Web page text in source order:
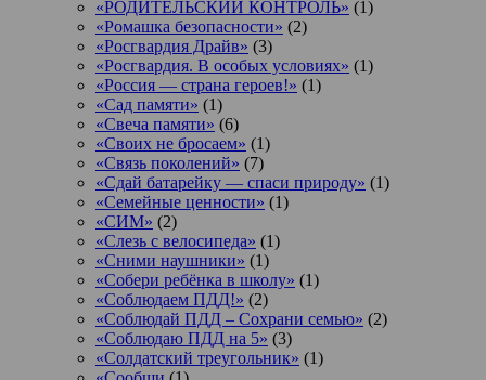
«РОДИТЕЛЬСКИЙ КОНТРОЛЬ» (1)
«Ромашка безопасности» (2)
«Росгвардия Драйв» (3)
«Росгвардия. В особых условиях» (1)
«Россия — страна героев!» (1)
«Сад памяти» (1)
«Свеча памяти» (6)
«Своих не бросаем» (1)
«Связь поколений» (7)
«Сдай батарейку — спаси природу» (1)
«Семейные ценности» (1)
«СИМ» (2)
«Слезь с велосипеда» (1)
«Сними наушники» (1)
«Собери ребёнка в школу» (1)
«Соблюдаем ПДД!» (2)
«Соблюдай ПДД – Сохрани семью» (2)
«Соблюдаю ПДД на 5» (3)
«Солдатский треугольник» (1)